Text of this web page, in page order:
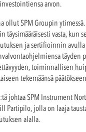
arvon.
ollut SPM Groupin
vasta, kun
ja sertifioinnin avulla
täyden
toiminnallisen
tekemäänsä
johtaa SPM Instrument
Partipilo, jolla on laaja
alalla.